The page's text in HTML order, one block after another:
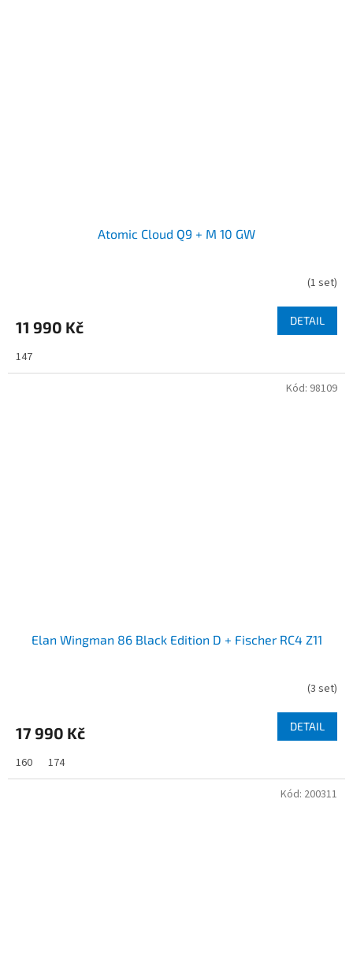
Atomic Cloud Q9 + M 10 GW
(1 set)
11 990 Kč DETAIL
147
Elan Wingman 86 Black Edition D + Fischer RC4 Z11
(3 set)
17 990 Kč DETAIL
160 174
Kód: 98109
Kód: 200311